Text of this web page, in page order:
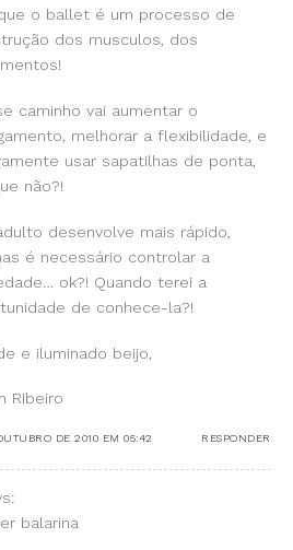
o ballet é um processo de
dos musculos, dos
caminho vai aumentar o
melhorar a flexibilidade, e
usar sapatilhas de ponta,
não?!
desenvolve mais rápido,
é necessário controlar a
ok?! Quando terei a
de conhece-la?!
e iluminado beijo,
RIbeiro
DE 2010 EM 05:42 RESPONDER
balarina